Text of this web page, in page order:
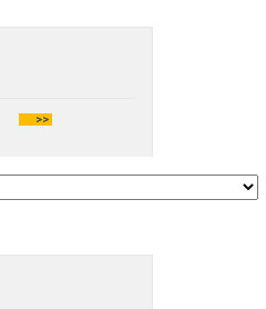
>>